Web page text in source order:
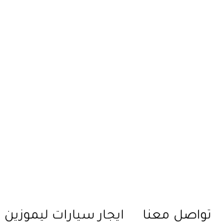
تواصل معنا ايجار سيارات ليموزين